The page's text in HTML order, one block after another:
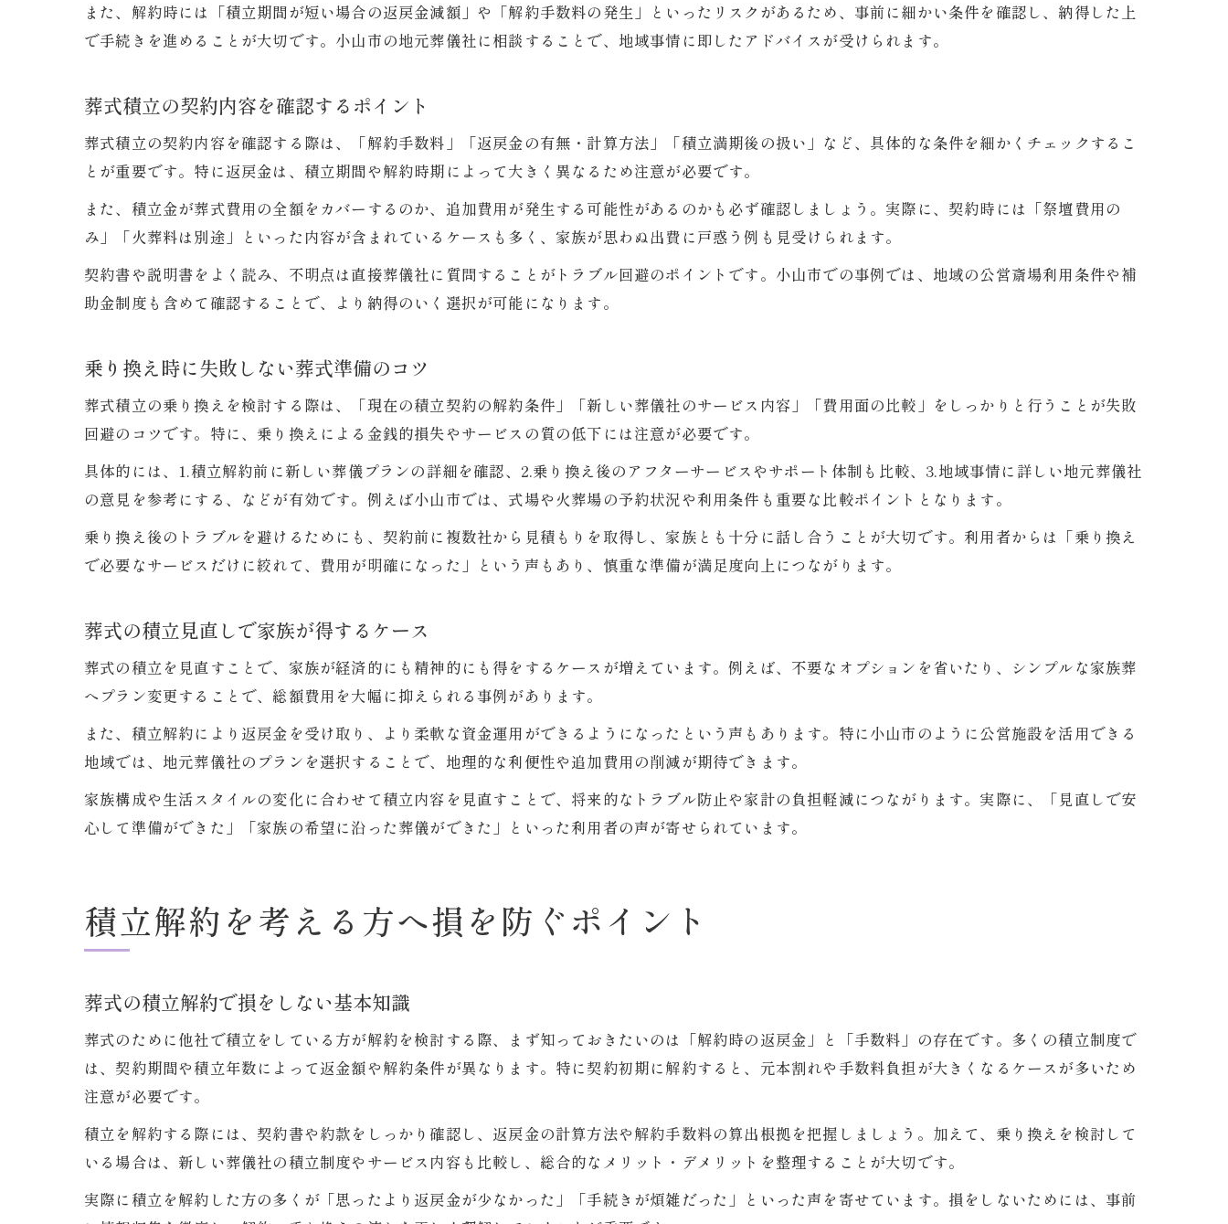
葬式の返金・手数料に関するよくある疑問
葬式にかかる費用を抑える乗り換え術
積立解約と乗り換えで得する家計管理
葬式費用節約のための契約チェック項目
納得できる葬儀プラン選び方ガイド
葬式プラン選びで後悔しないための比較法
希望に合う葬式プランの選び方ポイント
葬式プランの特徴と費用をしっかり確認
また、解約時には「積立期間が短い場合の返戻金減額」や「解約手数料の発生」といったリスクがあるため、事前に細かい条件を確認し、納得した上
で手続きを進めることが大切です。小山市の地元葬儀社に相談することで、地域事情に即したアドバイスが受けられます。
葬式積立の契約内容を確認するポイント
葬式積立の契約内容を確認する際は、「解約手数料」「返戻金の有無・計算方法」「積立満期後の扱い」など、具体的な条件を細かくチェックするこ
とが重要です。特に返戻金は、積立期間や解約時期によって大きく異なるため注意が必要です。
また、積立金が葬式費用の全額をカバーするのか、追加費用が発生する可能性があるのかも必ず確認しましょう。実際に、契約時には「祭壇費用の
み」「火葬料は別途」といった内容が含まれているケースも多く、家族が思わぬ出費に戸惑う例も見受けられます。
契約書や説明書をよく読み、不明点は直接葬儀社に質問することがトラブル回避のポイントです。小山市での事例では、地域の公営斎場利用条件や補
助金制度も含めて確認することで、より納得のいく選択が可能になります。
乗り換え時に失敗しない葬式準備のコツ
葬式積立の乗り換えを検討する際は、「現在の積立契約の解約条件」「新しい葬儀社のサービス内容」「費用面の比較」をしっかりと行うことが失敗
回避のコツです。特に、乗り換えによる金銭的損失やサービスの質の低下には注意が必要です。
具体的には、1.積立解約前に新しい葬儀プランの詳細を確認、2.乗り換え後のアフターサービスやサポート体制も比較、3.地域事情に詳しい地元葬儀社
の意見を参考にする、などが有効です。例えば小山市では、式場や火葬場の予約状況や利用条件も重要な比較ポイントとなります。
乗り換え後のトラブルを避けるためにも、契約前に複数社から見積もりを取得し、家族とも十分に話し合うことが大切です。利用者からは「乗り換え
で必要なサービスだけに絞れて、費用が明確になった」という声もあり、慎重な準備が満足度向上につながります。
葬式の積立見直しで家族が得するケース
葬式の積立を見直すことで、家族が経済的にも精神的にも得をするケースが増えています。例えば、不要なオプションを省いたり、シンプルな家族葬
へプラン変更することで、総額費用を大幅に抑えられる事例があります。
また、積立解約により返戻金を受け取り、より柔軟な資金運用ができるようになったという声もあります。特に小山市のように公営施設を活用できる
地域では、地元葬儀社のプランを選択することで、地理的な利便性や追加費用の削減が期待できます。
家族構成や生活スタイルの変化に合わせて積立内容を見直すことで、将来的なトラブル防止や家計の負担軽減につながります。実際に、「見直しで安
心して準備ができた」「家族の希望に沿った葬儀ができた」といった利用者の声が寄せられています。
積立解約を考える方へ損を防ぐポイント
葬式の積立解約で損をしない基本知識
葬式のために他社で積立をしている方が解約を検討する際、まず知っておきたいのは「解約時の返戻金」と「手数料」の存在です。多くの積立制度で
は、契約期間や積立年数によって返金額や解約条件が異なります。特に契約初期に解約すると、元本割れや手数料負担が大きくなるケースが多いため
注意が必要です。
積立を解約する際には、契約書や約款をしっかり確認し、返戻金の計算方法や解約手数料の算出根拠を把握しましょう。加えて、乗り換えを検討して
いる場合は、新しい葬儀社の積立制度やサービス内容も比較し、総合的なメリット・デメリットを整理することが大切です。
実際に積立を解約した方の多くが「思ったより返戻金が少なかった」「手続きが煩雑だった」といった声を寄せています。損をしないためには、事前